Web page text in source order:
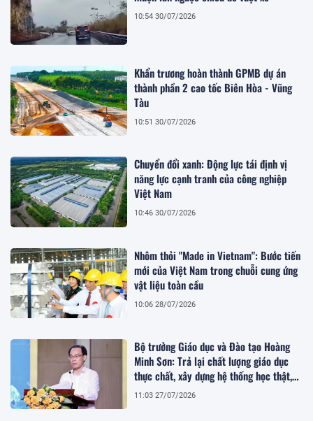
10:54 30/07/2026
Khẩn trương hoàn thành GPMB dự án
thành phần 2 cao tốc Biên Hòa - Vũng
Tàu
10:51 30/07/2026
Chuyển đổi xanh: Động lực tái định vị
năng lực cạnh tranh của công nghiệp
Việt Nam
10:46 30/07/2026
Nhôm thỏi "Made in Vietnam": Bước tiến
mới của Việt Nam trong chuỗi cung ứng
vật liệu toàn cầu
10:06 28/07/2026
Bộ trưởng Giáo dục và Đào tạo Hoàng
Minh Sơn: Trả lại chất lượng giáo dục
thực chất, xây dựng hệ thống học thật,
thi thật
11:03 27/07/2026